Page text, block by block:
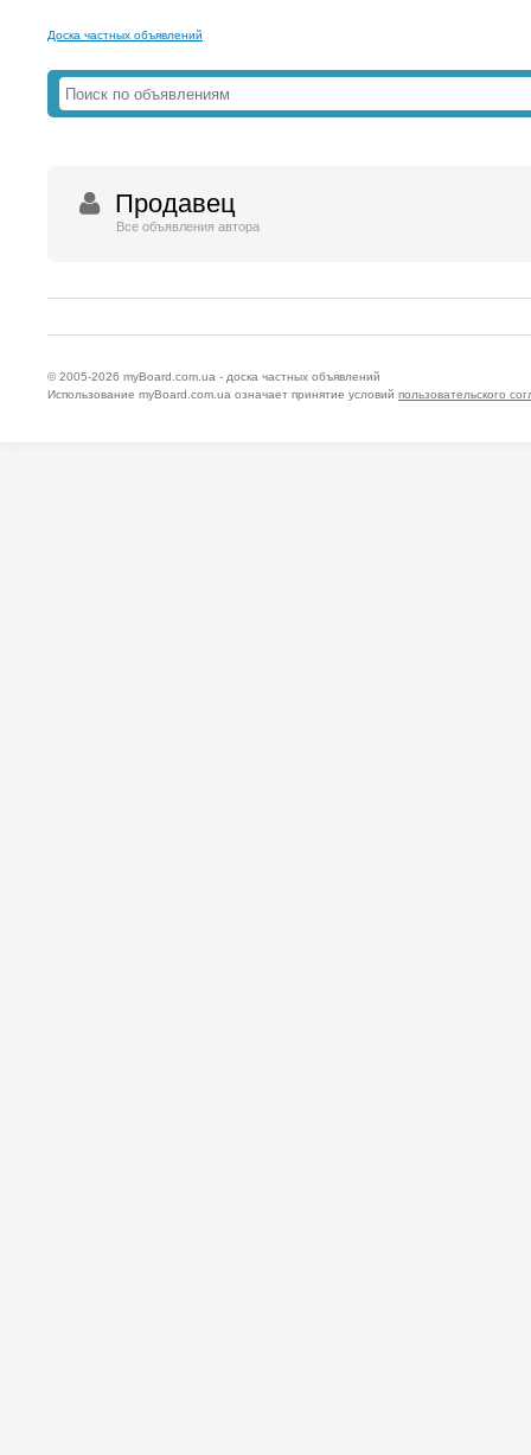
Доска частных объявлений
Продавец
Все объявления автора
© 2005-2026 myBoard.com.ua - доска частных объявлений
Использование myBoard.com.ua означает принятие условий пользовательского